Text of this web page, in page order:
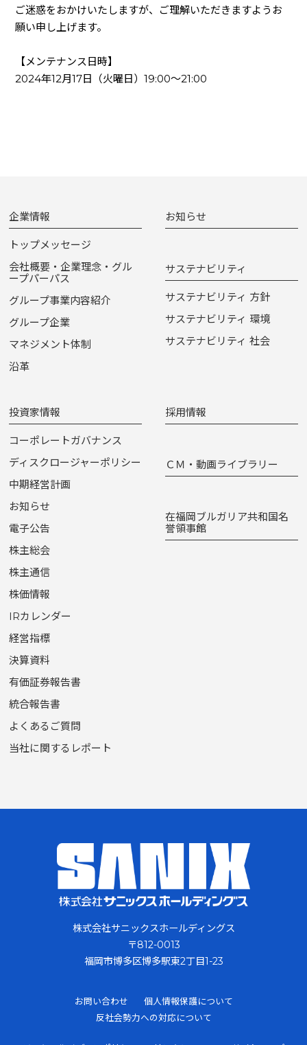
ご迷惑をおかけいたしますが、ご理解いただきますようお
願い申し上げます。
【メンテナンス日時】
2024年12月17日（火曜日）19:00～21:00
企業情報
トップメッセージ
会社概要・企業理念・グル
ープパーパス
グループ事業内容紹介
グループ企業
マネジメント体制
沿革
お知らせ
サステナビリティ
サステナビリティ 方針
サステナビリティ 環境
サステナビリティ 社会
投資家情報
コーポレートガバナンス
ディスクロージャーポリシー
中期経営計画
お知らせ
電子公告
株主総会
株主通信
株価情報
IRカレンダー
経営指標
決算資料
有価証券報告書
統合報告書
よくあるご質問
当社に関するレポート
採用情報
ＣＭ・動画ライブラリー
在福岡ブルガリア共和国名
誉領事館
株式会社サニックスホールディングス
〒812-0013
福岡市博多区博多駅東2丁目1-23
お問い合わせ
個人情報保護について
反社会勢力への対応について